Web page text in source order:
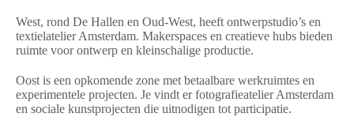
West, rond De Hallen en Oud-West, heeft ontwerpstudio’s en
textielatelier Amsterdam. Makerspaces en creatieve hubs bieden
ruimte voor ontwerp en kleinschalige productie.
Oost is een opkomende zone met betaalbare werkruimtes en
experimentele projecten. Je vindt er fotografieatelier Amsterdam
en sociale kunstprojecten die uitnodigen tot participatie.